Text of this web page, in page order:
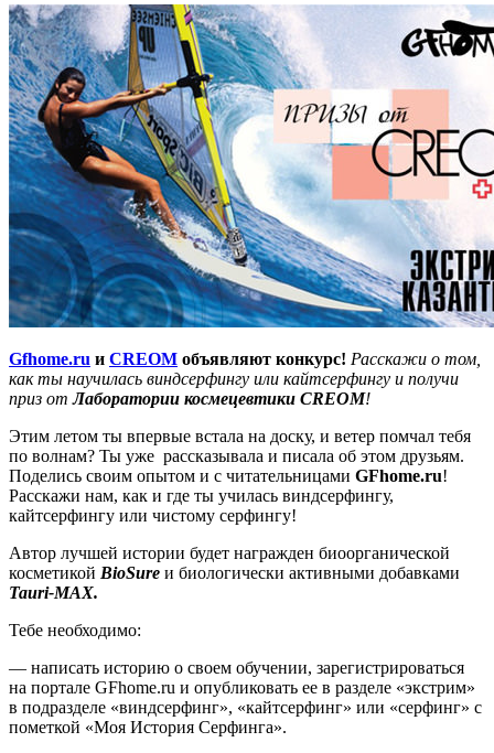
Gfhome.ru и CREOM объявляют конкурс! Расскажи о том,
как ты научилась виндсерфингу или кайтсерфингу и получи
приз отЛаборатории космецевтики CREOM!
Этим летом ты впервые встала на доску, и ветер помчал тебя
по волнам? Ты уже рассказывала и писала об этом друзьям.
Поделись своим опытом и с читательницами GFhome.ru!
Расскажи нам, как и где ты училась виндсерфингу,
кайтсерфингу или чистому серфингу!
Автор лучшей истории будет награжден биоорганической
косметикой BioSure и биологически активными добавками
Tauri-MAX.
Тебе необходимо:
— написать историю о своем обучении, зарегистрироваться
на портале GFhome.ru и опубликовать ее в разделе «экстрим»
в подразделе «виндсерфинг», «кайтсерфинг» или «серфинг» с
пометкой «Моя История Серфинга».